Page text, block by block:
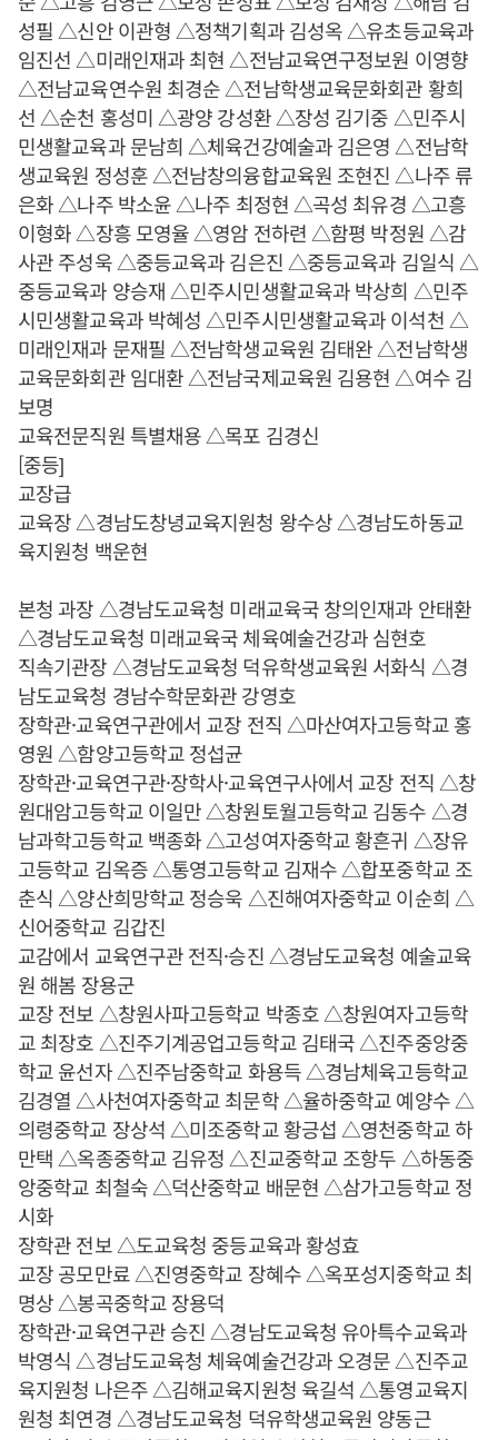
성필 △신안 이관형 △정책기획과 김성옥 △유초등교육과
임진선 △미래인재과 최현 △전남교육연구정보원 이영향
△전남교육연수원 최경순 △전남학생교육문화회관 황희
선 △순천 홍성미 △광양 강성환 △장성 김기중 △민주시
민생활교육과 문남희 △체육건강예술과 김은영 △전남학
생교육원 정성훈 △전남창의융합교육원 조현진 △나주 류
은화 △나주 박소윤 △나주 최정현 △곡성 최유경 △고흥
이형화 △장흥 모영율 △영암 전하련 △함평 박정원 △감
사관 주성욱 △중등교육과 김은진 △중등교육과 김일식 △
중등교육과 양승재 △민주시민생활교육과 박상희 △민주
시민생활교육과 박혜성 △민주시민생활교육과 이석천 △
미래인재과 문재필 △전남학생교육원 김태완 △전남학생
교육문화회관 임대환 △전남국제교육원 김용현 △여수 김
보명
교육전문직원 특별채용 △목포 김경신
[중등]
교장급
교육장 △경남도창녕교육지원청 왕수상 △경남도하동교
육지원청 백운현
본청 과장 △경남도교육청 미래교육국 창의인재과 안태환
△경남도교육청 미래교육국 체육예술건강과 심현호
직속기관장 △경남도교육청 덕유학생교육원 서화식 △경
남도교육청 경남수학문화관 강영호
장학관·교육연구관에서 교장 전직 △마산여자고등학교 홍
영원 △함양고등학교 정섭균
장학관·교육연구관·장학사·교육연구사에서 교장 전직 △창
원대암고등학교 이일만 △창원토월고등학교 김동수 △경
남과학고등학교 백종화 △고성여자중학교 황흔귀 △장유
고등학교 김옥증 △통영고등학교 김재수 △합포중학교 조
춘식 △양산희망학교 정승욱 △진해여자중학교 이순희 △
신어중학교 김갑진
교감에서 교육연구관 전직·승진 △경남도교육청 예술교육
원 해봄 장용군
교장 전보 △창원사파고등학교 박종호 △창원여자고등학
교 최장호 △진주기계공업고등학교 김태국 △진주중앙중
학교 윤선자 △진주남중학교 화용득 △경남체육고등학교
김경열 △사천여자중학교 최문학 △율하중학교 예양수 △
의령중학교 장상석 △미조중학교 황긍섭 △영천중학교 하
만택 △옥종중학교 김유정 △진교중학교 조항두 △하동중
앙중학교 최철숙 △덕산중학교 배문현 △삼가고등학교 정
시화
장학관 전보 △도교육청 중등교육과 황성효
교장 공모만료 △진영중학교 장혜수 △옥포성지중학교 최
명상 △봉곡중학교 장용덕
장학관·교육연구관 승진 △경남도교육청 유아특수교육과
박영식 △경남도교육청 체육예술건강과 오경문 △진주교
육지원청 나은주 △김해교육지원청 육길석 △통영교육지
원청 최연경 △경남도교육청 덕유학생교육원 양동근